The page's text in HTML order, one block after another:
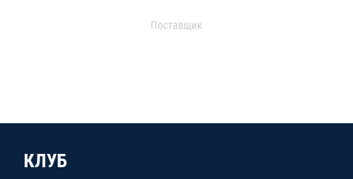
Поставщик
КЛУБ